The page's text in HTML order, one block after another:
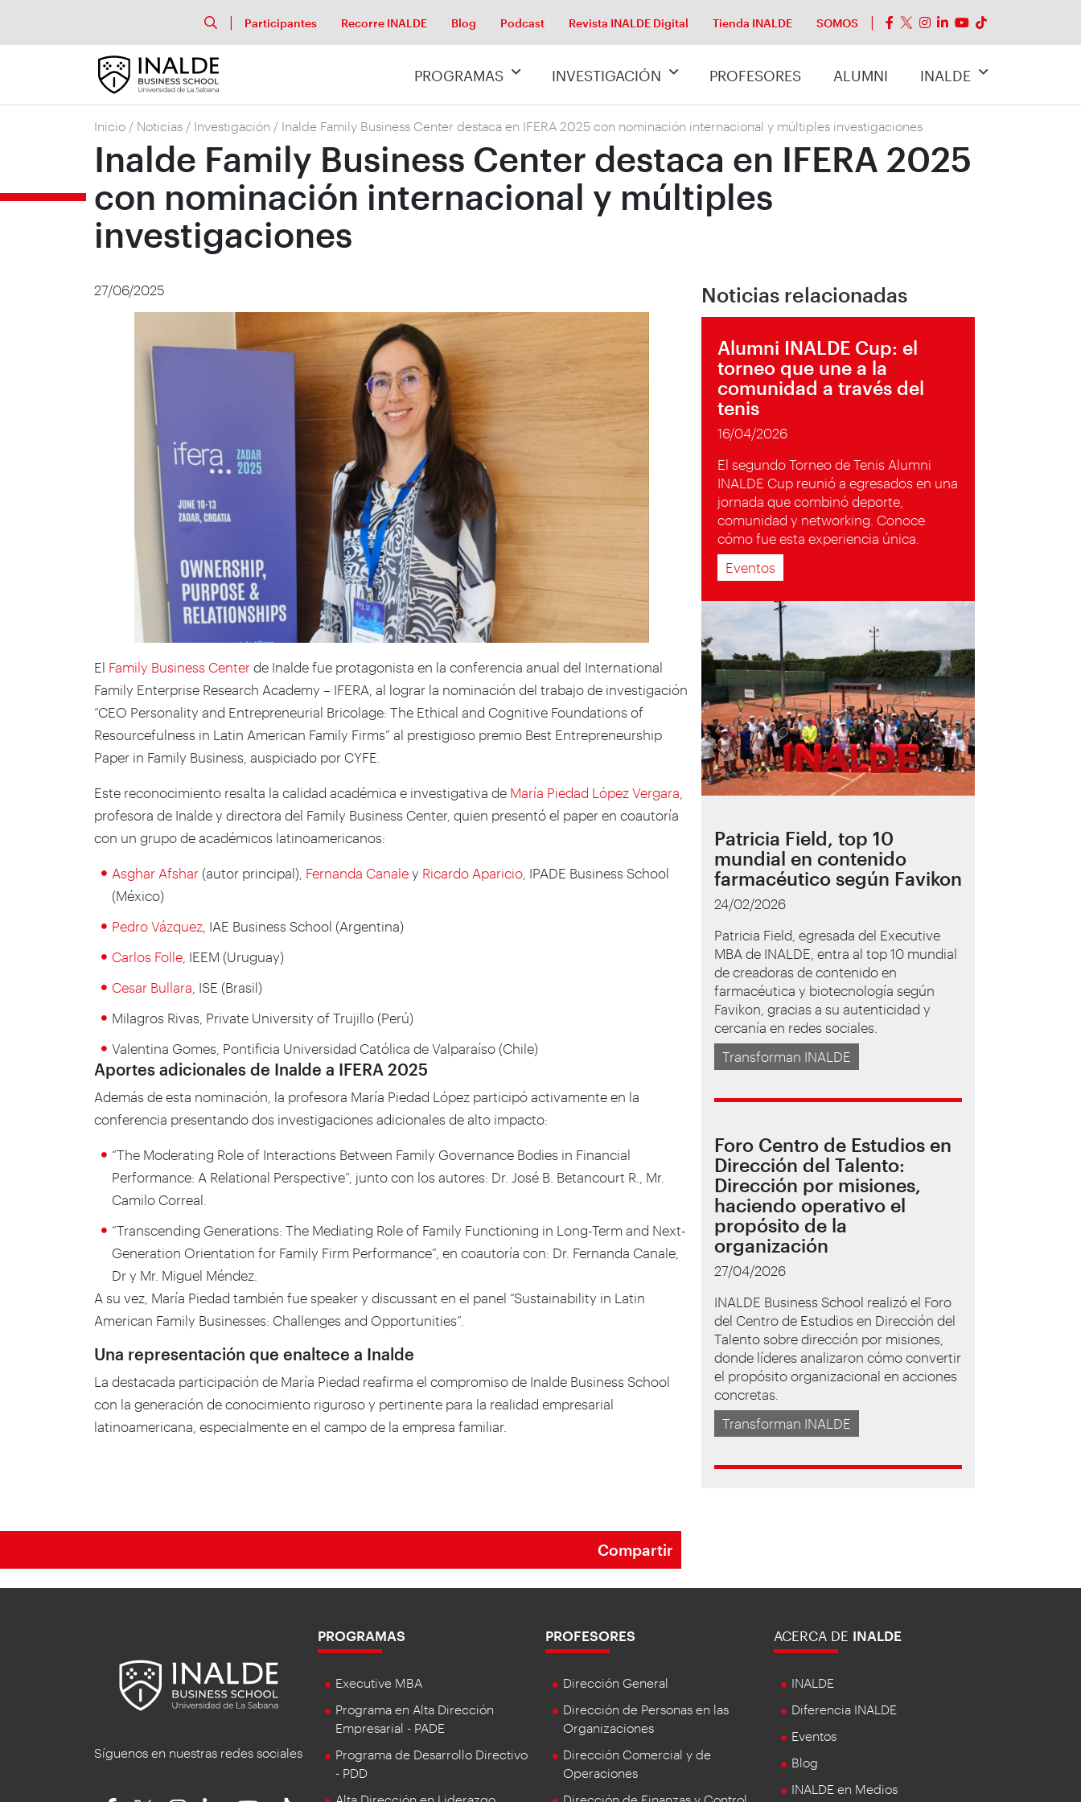
Participantes Recorre INALDE Blog Podcast Revista INALDE Digital Tienda INALDE SOMOS
PROGRAMAS INVESTIGACIÓN PROFESORES ALUMNI INALDE
Inicio / Noticias / Investigación / Inalde Family Business Center destaca en IFERA 2025 con nominación internacional y múltiples investigaciones
Inalde Family Business Center destaca en IFERA 2025
con nominación internacional y múltiples
investigaciones
27/06/2025
El Family Business Center de Inalde fue protagonista en la conferencia anual del International
Family Enterprise Research Academy – IFERA, al lograr la nominación del trabajo de investigación
“CEO Personality and Entrepreneurial Bricolage: The Ethical and Cognitive Foundations of
Resourcefulness in Latin American Family Firms” al prestigioso premio Best Entrepreneurship
Paper in Family Business, auspiciado por CYFE.
Este reconocimiento resalta la calidad académica e investigativa de María Piedad López Vergara
profesora de Inalde y directora del Family Business Center, quien presentó el paper en coautoría
con un grupo de académicos latinoamericanos:
Asghar Afshar (autor principal), Fernanda Canale y Ricardo Aparicio , IPADE Business School
(México)
Pedro Vázquez , IAE Business School (Argentina)
Carlos Folle , IEEM (Uruguay)
Cesar Bullara , ISE (Brasil)
Milagros Rivas, Private University of Trujillo (Perú)
Valentina Gomes, Pontificia Universidad Católica de Valparaíso (Chile)
Aportes adicionales de Inalde a IFERA 2025
Además de esta nominación, la profesora María Piedad López participó activamente en la
conferencia presentando dos investigaciones adicionales de alto impacto:
“The Moderating Role of Interactions Between Family Governance Bodies in Financial
Performance: A Relational Perspective”, junto con los autores: Dr. José B. Betancourt R., Mr.
Camilo Correal.
“Transcending Generations: The Mediating Role of Family Functioning in Long-Term and Next-
Generation Orientation for Family Firm Performance”, en coautoría con: Dr. Fernanda Canale,
Dr y Mr. Miguel Méndez.
A su vez, María Piedad también fue speaker y discussant en el panel “Sustainability in Latin
American Family Businesses: Challenges and Opportunities”.
Una representación que enaltece a Inalde
La destacada participación de María Piedad reafirma el compromiso de Inalde Business School
con la generación de conocimiento riguroso y pertinente para la realidad empresarial
latinoamericana, especialmente en el campo de la empresa familiar.
Compartir
Noticias relacionadas
Alumni INALDE Cup: el
torneo que une a la
comunidad a través del
tenis
16/04/2026
El segundo Torneo de Tenis Alumni
INALDE Cup reunió a egresados en una
jornada que combinó deporte,
comunidad y networking. Conoce
cómo fue esta experiencia única.
Eventos
Patricia Field, top 10
mundial en contenido
farmacéutico según Favikon
24/02/2026
Patricia Field, egresada del Executive
MBA de INALDE, entra al top 10 mundial
de creadoras de contenido en
farmacéutica y biotecnología según
Favikon, gracias a su autenticidad y
cercanía en redes sociales.
Transforman INALDE
Foro Centro de Estudios en
Dirección del Talento:
Dirección por misiones,
haciendo operativo el
propósito de la
organización
27/04/2026
INALDE Business School realizó el Foro
del Centro de Estudios en Dirección del
Talento sobre dirección por misiones,
donde líderes analizaron cómo convertir
el propósito organizacional en acciones
concretas.
Transforman INALDE
Síguenos en nuestras redes sociales
PROGRAMAS
Executive MBA
Programa en Alta Dirección
Empresarial - PADE
Programa de Desarrollo Directivo
- PDD
PROFESORES
Dirección General
Dirección de Personas en las
Organizaciones
Dirección Comercial y de
Operaciones
ACERCA DE INALDE
INALDE
Diferencia INALDE
Eventos
Blog
INALDE en Medios